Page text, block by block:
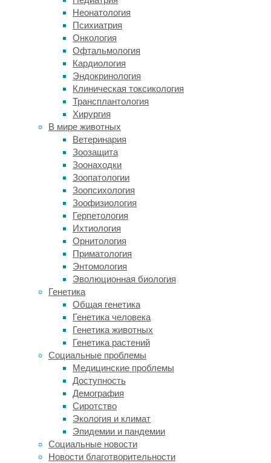
Неонатология
Психиатрия
Онкология
Офтальмология
Кардиология
Эндокринология
Клиническая токсикология
Трансплантология
Хирургия
В мире животных
Ветеринария
Зоозащита
Зоонаходки
Зоопатологии
Зоопсихология
Зоофизиология
Герпетология
Ихтиология
Орнитология
Приматология
Энтомология
Эволюционная биология
Генетика
Общая генетика
Генетика человека
Генетика животных
Генетика растений
Социальные проблемы
Медицинские проблемы
Доступность
Демография
Сиротство
Экология и климат
Эпидемии и пандемии
Социальные новости
Новости благотворительности
обычный
кофе,
который
не
был
обжарен.
Его
обработка
заканчивается
достаточно
быстро,
чтобы
он
не
подвергался
пиролизу
(перегонке
под
воздействием
высокой
температуры).
Иногда
напиток
бывает
желтого
оттенка.
Он
не
обладает
таким
интенсивным
ароматом
вкусом,
как
традиционный